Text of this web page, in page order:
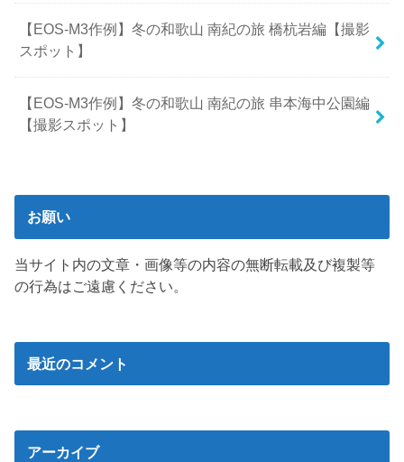
【EOS-M3作例】冬の和歌山 南紀の旅 橋杭岩編【撮影
スポット】
【EOS-M3作例】冬の和歌山 南紀の旅 串本海中公園編
【撮影スポット】
お願い
当サイト内の文章・画像等の内容の無断転載及び複製等
の行為はご遠慮ください。
最近のコメント
アーカイブ